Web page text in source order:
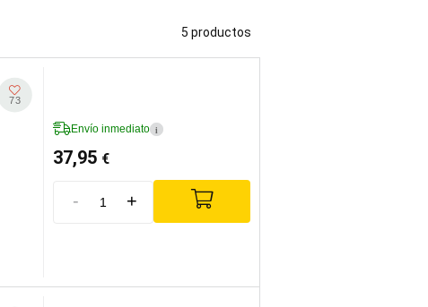
5 productos
73
Envío inmediato i
37,95 €
- +